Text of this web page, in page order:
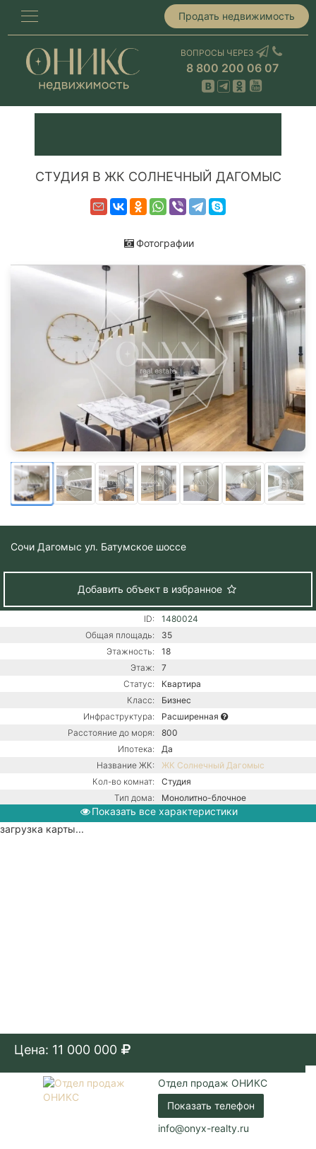
Продать недвижимость
ВОПРОСЫ ЧЕРЕЗ
8 800 200 06 07
СТУДИЯ В ЖК СОЛНЕЧНЫЙ ДАГОМЫС
Фотографии
Сочи Дагомыс ул. Батумское шоссе
Добавить объект в избранное
ID:
1480024
Общая площадь:
35
Этажность:
18
Этаж:
7
Статус:
Квартира
Класс:
Бизнес
Инфраструктура:
Расширенная
Расстояние до моря:
800
Ипотека:
Да
Название ЖК:
ЖК Солнечный Дагомыс
Кол-во комнат:
Студия
Тип дома:
Монолитно-блочное
Вид из окон:
На горы
Показать все характеристики
загрузка карты...
Цена: 11 000 000
Отдел продаж ОНИКС
Показать телефон
info@onyx-realty.ru